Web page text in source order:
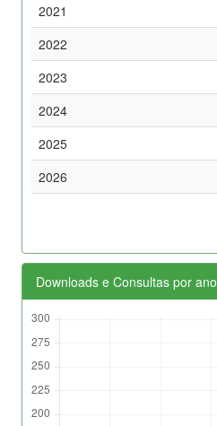
2021
2022
2023
2024
2025
2026
Downloads e Consultas por ano